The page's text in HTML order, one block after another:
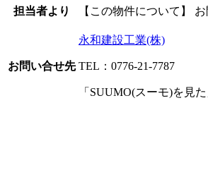
担当者より
【この物件について】
お問い合せ先
永和建設工業(株)
TEL：0776-21-7787
「SUUMO(スーモ)を見